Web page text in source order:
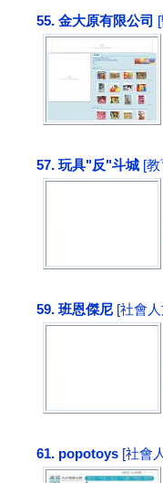
55. 金大原有限公司
57. 玩具"反"斗城 [
59. 班恩傑尼 [社會
61. popotoys [社會